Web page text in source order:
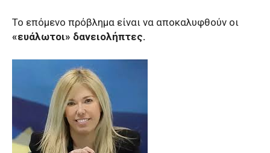
Το επόμενο πρόβλημα είναι να αποκαλυφθούν οι
«ευάλωτοι» δανειολήπτες.